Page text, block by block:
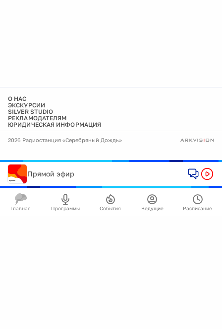
О НАС
ЭКСКУРСИИ
SILVER STUDIO
РЕКЛАМОДАТЕЛЯМ
ЮРИДИЧЕСКАЯ ИНФОРМАЦИЯ
2026 Радиостанция «Серебряный Дождь»
Прямой эфир
Главная Программы События Ведущие Расписание